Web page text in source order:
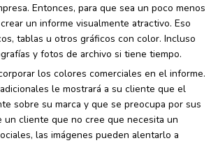
Entonces, para que sea un poco menos
un informe visualmente atractivo. Eso
tablas u otros gráficos con color. Incluso
y fotos de archivo si tiene tiempo.
los colores comerciales en el informe.
le mostrará a su cliente que el
sobre su marca y que se preocupa por sus
un cliente que no cree que necesita un
las imágenes pueden alentarlo a